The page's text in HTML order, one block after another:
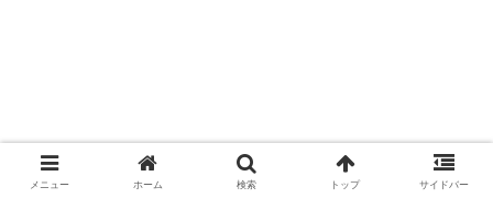
メニュー ホーム 検索 トップ サイドバー